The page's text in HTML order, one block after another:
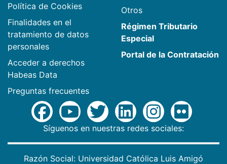
Política de Cookies
Finalidades en el
tratamiento de datos
personales
Acceder a derechos
Habeas Data
Preguntas frecuentes
Otros
Régimen Tributario
Especial
Portal de la Contratación
Síguenos en nuestras redes sociales:
Razón Social: Universidad Católica Luis Amigó